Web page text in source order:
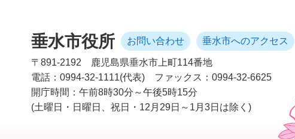
垂水市役所 お問い合わせ 垂水市へのアクセス
〒891-2192
鹿児島県垂水市上町114番地
電話：0994-32-1111(代表)
ファックス：0994-32-6625
開庁時間：午前8時30分～午後5時15分
(土曜日・日曜日、祝日・12月29日～1月3日は除く)